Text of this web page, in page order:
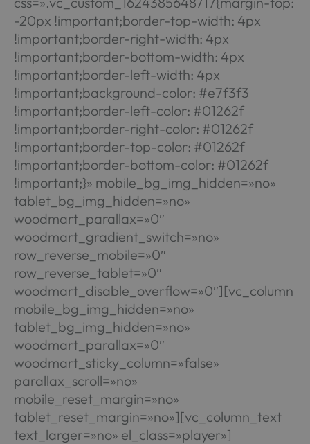
-20px !important;border-top-width: 4px
!important;border-right-width: 4px
!important;border-bottom-width: 4px
!important;border-left-width: 4px
!important;background-color: #e7f3f3
!important;border-left-color: #01262f
!important;border-right-color: #01262f
!important;border-top-color: #01262f
!important;border-bottom-color: #01262f
!important;}» mobile_bg_img_hidden=»no»
tablet_bg_img_hidden=»no»
woodmart_parallax=»0″
woodmart_gradient_switch=»no»
row_reverse_mobile=»0″
row_reverse_tablet=»0″
woodmart_disable_overflow=»0″][vc_column
mobile_bg_img_hidden=»no»
tablet_bg_img_hidden=»no»
woodmart_parallax=»0″
woodmart_sticky_column=»false»
parallax_scroll=»no»
mobile_reset_margin=»no»
tablet_reset_margin=»no»][vc_column_text
text_larger=»no» el_class=»player»]